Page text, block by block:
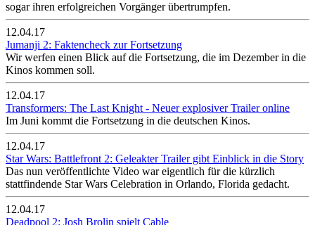
sogar ihren erfolgreichen Vorgänger übertrumpfen.
12.04.17
Jumanji 2: Faktencheck zur Fortsetzung
Wir werfen einen Blick auf die Fortsetzung, die im Dezember in die
Kinos kommen soll.
12.04.17
Transformers: The Last Knight - Neuer explosiver Trailer online
Im Juni kommt die Fortsetzung in die deutschen Kinos.
12.04.17
Star Wars: Battlefront 2: Geleakter Trailer gibt Einblick in die Story
Das nun veröffentlichte Video war eigentlich für die kürzlich
stattfindende Star Wars Celebration in Orlando, Florida gedacht.
12.04.17
Deadpool 2: Josh Brolin spielt Cable